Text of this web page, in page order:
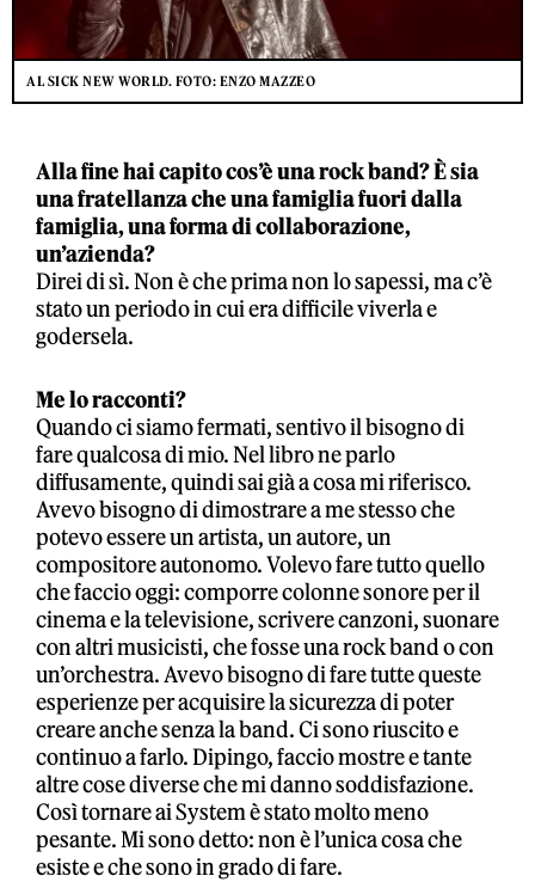
AL SICK NEW WORLD. FOTO: ENZO MAZZEO
Alla fine hai capito cos’è una rock band? È sia
una fratellanza che una famiglia fuori dalla
famiglia, una forma di collaborazione,
un’azienda?
Direi di sì. Non è che prima non lo sapessi, ma c’è
stato un periodo in cui era difficile viverla e
godersela.
Me lo racconti?
Quando ci siamo fermati, sentivo il bisogno di
fare qualcosa di mio. Nel libro ne parlo
diffusamente, quindi sai già a cosa mi riferisco.
Avevo bisogno di dimostrare a me stesso che
potevo essere un artista, un autore, un
compositore autonomo. Volevo fare tutto quello
che faccio oggi: comporre colonne sonore per il
cinema e la televisione, scrivere canzoni, suonare
con altri musicisti, che fosse una rock band o con
un’orchestra. Avevo bisogno di fare tutte queste
esperienze per acquisire la sicurezza di poter
creare anche senza la band. Ci sono riuscito e
continuo a farlo. Dipingo, faccio mostre e tante
altre cose diverse che mi danno soddisfazione.
Così tornare ai System è stato molto meno
pesante. Mi sono detto: non è l’unica cosa che
esiste e che sono in grado di fare.